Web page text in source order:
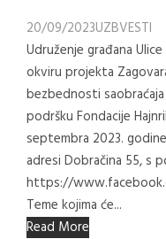
20/09/2023UZBVESTI
Udruženje građana
okviru projekta
bezbednosti
podršku Fondacije
septembra 2023.
adresi Dobračina 55, s
https://
Teme kojima će...
Read More